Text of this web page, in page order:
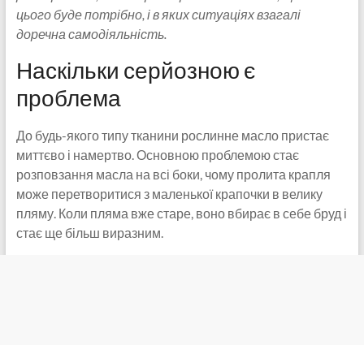
цього буде потрібно, і в яких ситуаціях взагалі
доречна самодіяльність.
Наскільки серйозною є
проблема
До будь-якого типу тканини рослинне масло пристає
миттєво і намертво. Основною проблемою стає
розповзання масла на всі боки, чому пролита крапля
може перетворитися з маленької крапочки в велику
пляму. Коли пляма вже старе, воно вбирає в себе бруд і
стає ще більш виразним.